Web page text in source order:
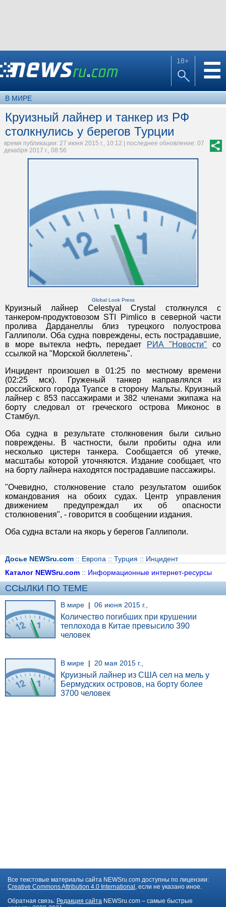
18+ ☰
В МИРЕ
Круизный лайнер и танкер из РФ
столкнулись у берегов Турции
время публикации: 27 июня 2015 г., 10:12 | последнее обновление: 07
декабря 2017 г., 08:56
Global Look Press
Круизный лайнер Celestyal Crystal столкнулся с
танкером-продуктовозом STI Pimlico в северной части
пролива Дарданеллы близ турецкого полуострова
Галлиполи. Оба судна повреждены, есть пострадавшие,
в море вытекла нефть, передает
РИА "Новости" со
ссылкой на "Морской бюллетень".
Инцидент произошел в 01:25 по местному времени
(02:25 мск). Груженый танкер направлялся из
российского города Туапсе в сторону Мальты. Круизный
лайнер с 853 пассажирами и 382 членами экипажа на
борту следовал от греческого острова Миконос в
Стамбул.
Оба судна в результате столкновения были сильно
повреждены. В частности, были пробиты одна или
несколько цистерн танкера. Сообщается об утечке,
масштабы которой уточняются. Издание сообщает, что
на борту лайнера находятся пострадавшие пассажиры.
"Очевидно, столкновение стало результатом ошибок
командования на обоих судах. Центр управления
движением предупреждал их об опасности
столкновения", - говорится в сообщении издания.
Оба судна встали на якорь у берегов Галлиполи.
Досье NEWSru.com :: Европа :: Турция :: Инцидент
Каталог NEWSru.com :: Информационные интернет-ресурсы
ССЫЛКИ ПО ТЕМЕ
В мире | 06 июня 2015 г.,
Количество погибших при крушении
теплохода в Китае превысило 390
человек
В мире | 20 мая 2015 г.,
Круизный лайнер из США сел на мель у
Бермудских островов, на борту более
3700 человек
Все текстовые материалы сайта NEWSru.com доступны по лицензии:
Creative Commons Attribution 4.0 International , если не указано иное.
Обратная связь: Редакция сайта NEWSru.com – самые быстрые